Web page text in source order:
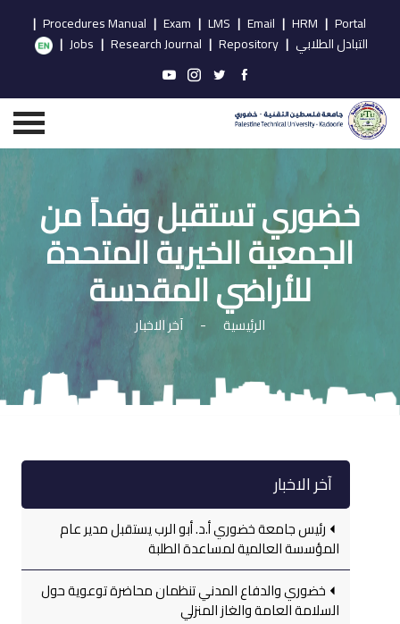
Portal
|
HRM
|
Email
|
LMS
|
Exam
|
Procedures Manual
|
التبادل الطلابي |
Repository
|
Research Journal
|
Jobs
|
خضوري تستقبل وفداً من
الجمعية الخيرية المتحدة
للأراضي المقدسة
الرئيسية - آخر الاخبار
آخر الاخبار
رئيس جامعة خضوري أ.د. أبو الرب يستقبل مدير عام
المؤسسة العالمية لمساعدة الطلبة
خضوري والدفاع المدني تنظمان محاضرة توعوية حول
السلامة العامة والغاز المنزلي